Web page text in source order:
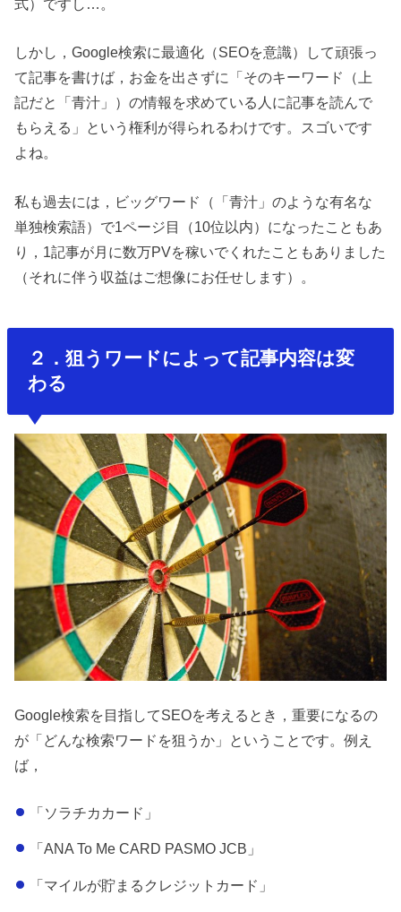
式）ですし…。
しかし，Google検索に最適化（SEOを意識）して頑張っ
て記事を書けば，お金を出さずに「そのキーワード（上
記だと「青汁」）の情報を求めている人に記事を読んで
もらえる」という権利が得られるわけです。スゴいです
よね。
私も過去には，ビッグワード（「青汁」のような有名な
単独検索語）で1ページ目（10位以内）になったこともあ
り，1記事が月に数万PVを稼いでくれたこともありました
（それに伴う収益はご想像にお任せします）。
２．狙うワードによって記事内容は変
わる
Google検索を目指してSEOを考えるとき，重要になるの
が「どんな検索ワードを狙うか」ということです。例え
ば，
「ソラチカカード」
「ANA To Me CARD PASMO JCB」
「マイルが貯まるクレジットカード」